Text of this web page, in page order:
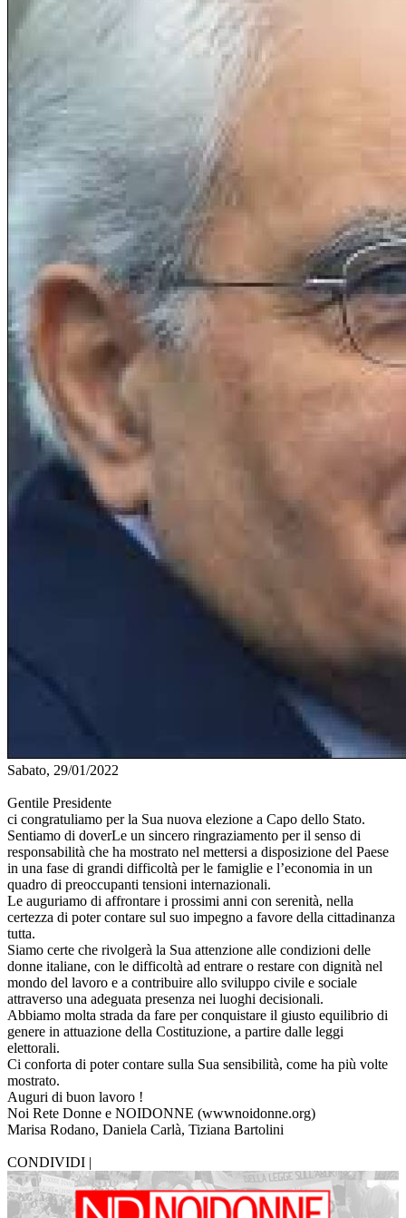
Sabato, 29/01/2022
Gentile Presidente
ci congratuliamo per la Sua nuova elezione a Capo dello Stato.
Sentiamo di doverLe un sincero ringraziamento per il senso di
responsabilità che ha mostrato nel mettersi a disposizione del Paese
in una fase di grandi difficoltà per le famiglie e l’economia in un
quadro di preoccupanti tensioni internazionali.
Le auguriamo di affrontare i prossimi anni con serenità, nella
certezza di poter contare sul suo impegno a favore della cittadinanza
tutta.
Siamo certe che rivolgerà la Sua attenzione alle condizioni delle
donne italiane, con le difficoltà ad entrare o restare con dignità nel
mondo del lavoro e a contribuire allo sviluppo civile e sociale
attraverso una adeguata presenza nei luoghi decisionali.
Abbiamo molta strada da fare per conquistare il giusto equilibrio di
genere in attuazione della Costituzione, a partire dalle leggi
elettorali.
Ci conforta di poter contare sulla Sua sensibilità, come ha più volte
mostrato.
Auguri di buon lavoro !
Noi Rete Donne e NOIDONNE (wwwnoidonne.org)
Marisa Rodano, Daniela Carlà, Tiziana Bartolini
CONDIVIDI |